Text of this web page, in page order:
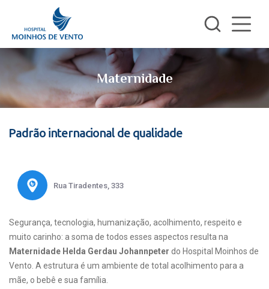
Maternidade
Padrão internacional de qualidade
Rua Tiradentes, 333
Segurança, tecnologia, humanização, acolhimento, respeito e
muito carinho: a soma de todos esses aspectos resulta na
Maternidade Helda Gerdau Johannpeter do Hospital Moinhos de
Vento. A estrutura é um ambiente de total acolhimento para a
mãe, o bebê e sua família.